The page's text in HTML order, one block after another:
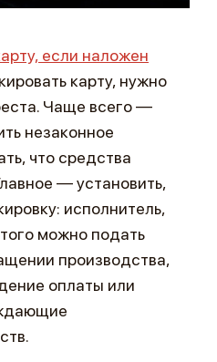
если наложен
карту, нужно
Чаще всего —
незаконное
что средства
— установить,
исполнитель,
можно подать
производства,
оплаты или